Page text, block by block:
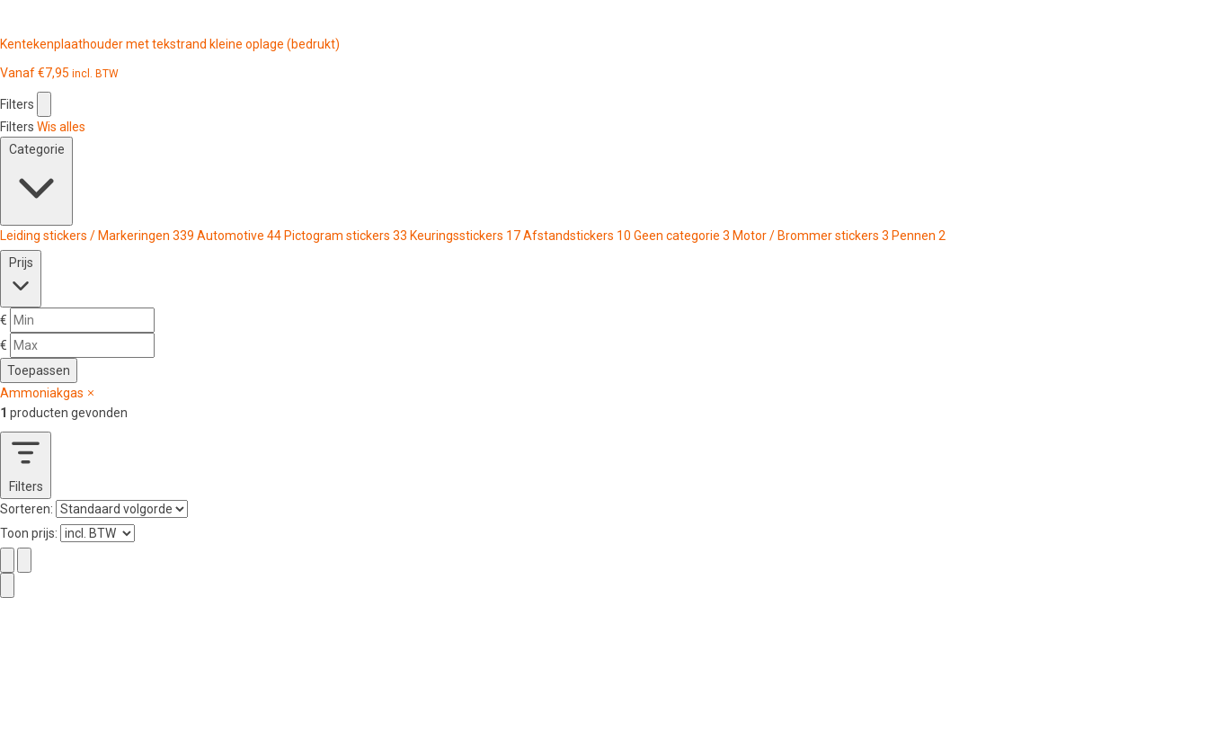
Kentekenplaathouder met tekstrand kleine oplage (bedrukt)
Vanaf€7,95 incl. BTW
Filters
Filters Wis alles
Categorie
Leiding stickers / Markeringen 339 Automotive 44 Pictogram stickers 33 Keuringsstickers 17Afstandstickers 10 Geen categorie 3 Motor / Brommer stickers 3 Pennen 2
Prijs
€
€
Toepassen
Ammoniakgas
1 producten gevonden
Filters
Sorteren:
Toon prijs: